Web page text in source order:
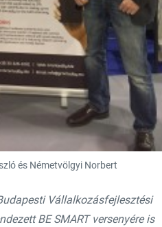
és Németvölgyi Norbert
Vállalkozásfejlesztési
BE SMART versenyére is